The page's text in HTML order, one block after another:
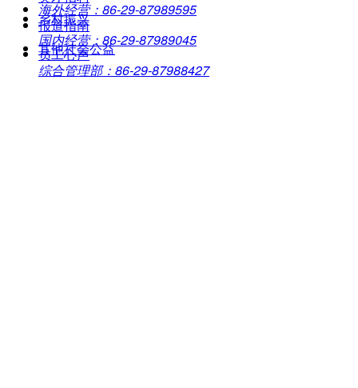
报道指南
员工心声
乡村振兴
其他社会公益
海外经营：86-29-87989595
国内经营：86-29-87989045
综合管理部：86-29-87988427